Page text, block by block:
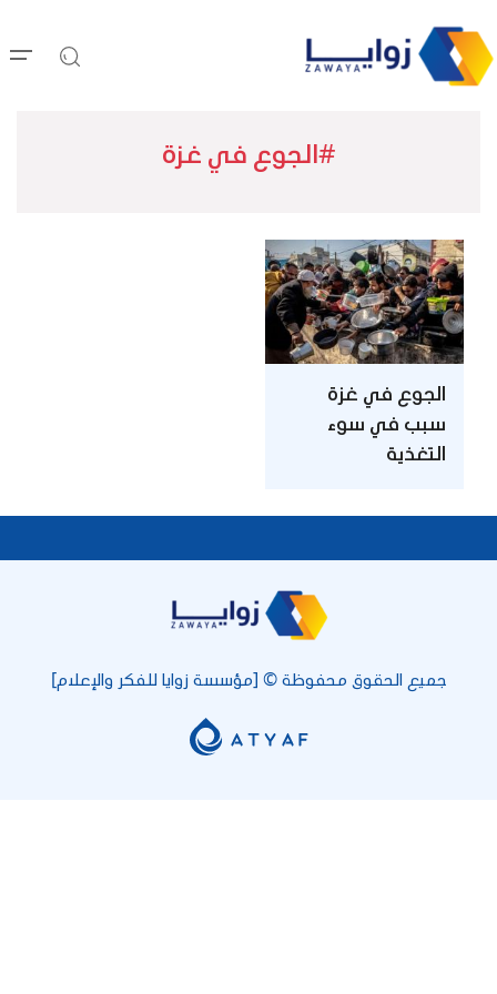
#الجوع في غزة
الجوع في غزة
سبب في سوء
التغذية
جميع الحقوق محفوظة © [مؤسسة زوايا للفكر والإعلام]